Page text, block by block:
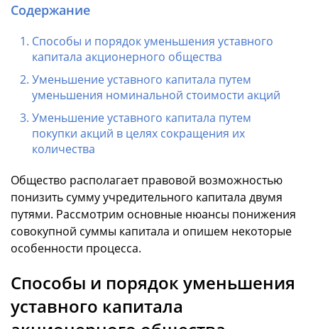
Содержание
Способы и порядок уменьшения уставного
капитала акционерного общества
Уменьшение уставного капитала путем
уменьшения номинальной стоимости акций
Уменьшение уставного капитала путем
покупки акций в целях сокращения их
количества
Общество располагает правовой возможностью
понизить сумму учредительного капитала двумя
путями. Рассмотрим основные нюансы понижения
совокупной суммы капитала и опишем некоторые
особенности процесса.
Способы и порядок уменьшения
уставного капитала